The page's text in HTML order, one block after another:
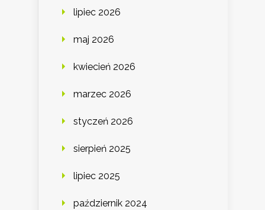
lipiec 2026
maj 2026
kwiecień 2026
marzec 2026
styczeń 2026
sierpień 2025
lipiec 2025
październik 2024